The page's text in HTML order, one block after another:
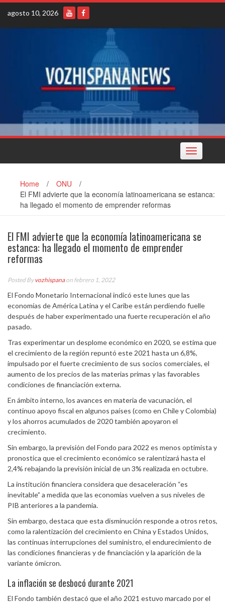
Skip
content
agosto 10, 2026
Toggle
navigation
Home / ONU
/
El FMI advierte que la economía latinoamericana se estanca:
ha llegado el momento de emprender reformas
El FMI advierte que la economía latinoamericana se
estanca: ha llegado el momento de emprender
reformas
Posted Byvozhispanaon febrero 1, 2022
El Fondo Monetario Internacional indicó este lunes que las
economías de América Latina y el Caribe están perdiendo fuelle
después de haber experimentado una fuerte recuperación el año
pasado.
Tras experimentar un desplome económico en 2020, se estima que
el crecimiento de la región repuntó este 2021 hasta un 6,8%,
impulsado por el fuerte crecimiento de sus socios comerciales, el
aumento de los precios de las materias primas y las favorables
condiciones de financiación externa.
En ámbito interno, los avances en materia de vacunación, el
continuo apoyo fiscal en algunos países (como en Chile y Colombia)
y los ahorros acumulados de 2020 también apoyaron el
crecimiento.
Sin embargo, la previsión del Fondo para 2022 es menos optimista y
pronostica que el crecimiento económico se ralentizará hasta el
2,4% rebajando la previsión inicial de un 3% realizada en octubre.
La institución financiera considera que desaceleración “es
inevitable” a medida que las economías vuelven a sus niveles de
PIB anteriores a la pandemia.
Sin embargo, destaca que esta disminución responde a otros retos,
como la ralentización del crecimiento en China y Estados Unidos,
las continuas interrupciones del suministro, el endurecimiento de
las condiciones financieras y de financiación y la aparición de la
variante ómicron.
La inflación se desbocó durante 2021
El Fondo también destacó que el año 2021 estuvo marcado por el